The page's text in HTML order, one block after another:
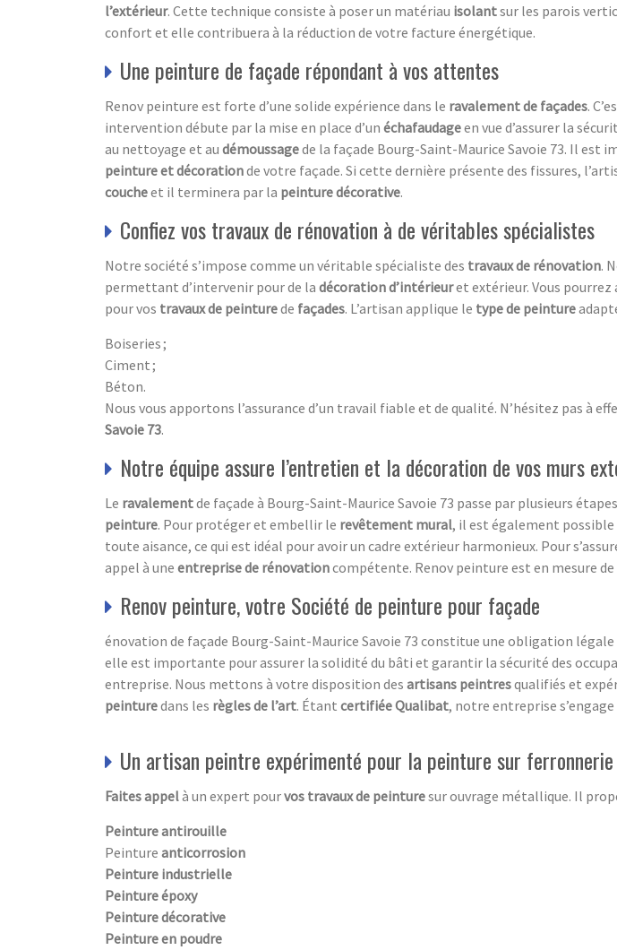
l’extérieur. Cette technique consiste à poser un matériau isolantsur les parois
confort et elle contribuera à la réduction de votre facture énergétique.
Une peinture de façade répondant à vos attentes
Renov peinture est forte d’une solide expérience dans le ravalement de façades.
intervention débute par la mise en place d’un échafaudageen vue d’assurer la
au nettoyage et au démoussagede la façade Bourg-Saint-Maurice Savoie 73. Il est
peinture et décorationde votre façade. Si cette dernière présente des fissures,
coucheet il terminera par la peinture décorative.
Confiez vos travaux de rénovation à de véritables spécialistes
Notre société s’impose comme un véritable spécialiste des travaux de rénovation.
permettant d’intervenir pour de la décoration d’intérieuret extérieur. Vous
pour vos travaux de peinturede façades. L’artisan applique le type de peinture
Boiseries ;
Ciment ;
Béton.
Nous vous apportons l’assurance d’un travail fiable et de qualité. N’hésitez pas à
Savoie 73.
Notre équipe assure l’entretien et la décoration de vos murs
Le ravalementde façade à Bourg-Saint-Maurice Savoie 73 passe par plusieurs
peinture. Pour protéger et embellir le revêtement mural, il est également possible
toute aisance, ce qui est idéal pour avoir un cadre extérieur harmonieux. Pour
appel à une entreprise de rénovationcompétente. Renov peinture est en mesure
Renov peinture, votre Société de peinture pour façade
énovation de façade Bourg-Saint-Maurice Savoie 73 constitue une obligation légale
elle est importante pour assurer la solidité du bâti et garantir la sécurité des
entreprise. Nous mettons à votre disposition des artisans peintresqualifiés et
peinturedans les règles de l’art. Étant certifiée Qualibat, notre entreprise
Un artisan peintre expérimenté pour la peinture sur ferronnerie
Faites appelà un expert pourvos travaux de peinturesur ouvrage métallique. Il
Peinture antirouille
Peinture anticorrosion
Peinture industrielle
Peinture époxy
Peinture décorative
Peinture en poudre